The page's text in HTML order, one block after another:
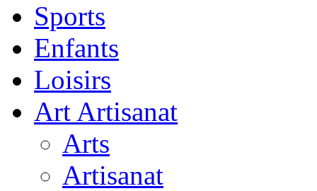
Sports
Enfants
Loisirs
Art Artisanat
Arts
Artisanat